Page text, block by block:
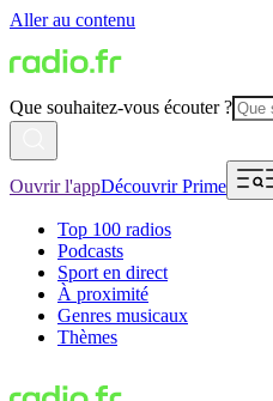
Aller au contenu
Que souhaitez-vous écouter ?
Ouvrir l'appDécouvrir Prime
Top 100 radios
Podcasts
Sport en direct
À proximité
Genres musicaux
Thèmes